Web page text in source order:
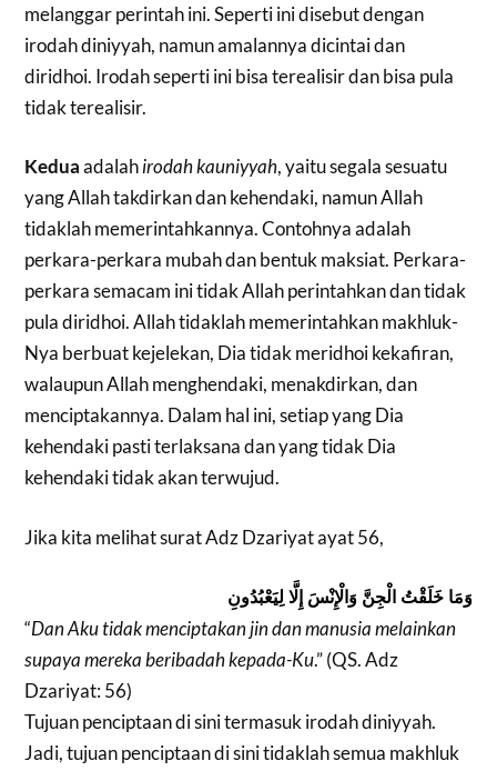
melanggar perintah ini. Seperti ini disebut dengan
irodah diniyyah, namun amalannya dicintai dan
diridhoi. Irodah seperti ini bisa terealisir dan bisa pula
tidak terealisir.
Keduaadalahirodah kauniyyah, yaitu segala sesuatu
yang Allah takdirkan dan kehendaki, namun Allah
tidaklah memerintahkannya. Contohnya adalah
perkara-perkara mubah dan bentuk maksiat. Perkara-
perkara semacam ini tidak Allah perintahkan dan tidak
pula diridhoi. Allah tidaklah memerintahkan makhluk-
Nya berbuat kejelekan, Dia tidak meridhoi kekafiran,
walaupun Allah menghendaki, menakdirkan, dan
menciptakannya. Dalam hal ini, setiap yang Dia
kehendaki pasti terlaksana dan yang tidak Dia
kehendaki tidak akan terwujud.
Jika kita melihat surat Adz Dzariyat ayat 56,
وَمَا خَلَقْتُ الْجِنَّ وَالْإِنْسَ إِلَّا لِيَعْبُدُونِ
“Dan Aku tidak menciptakan jin dan manusia melainkan
supaya mereka beribadah kepada-Ku.” (QS. Adz
Dzariyat: 56)
Tujuan penciptaandi sini termasuk irodah diniyyah.
Jadi, tujuan penciptaan di sini tidaklah semua makhluk